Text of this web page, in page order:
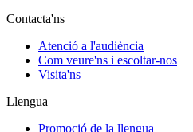
Contacta'ns
Atenció a l'audiència
Com veure'ns i escoltar-nos
Visita'ns
Llengua
Promoció de la llengua